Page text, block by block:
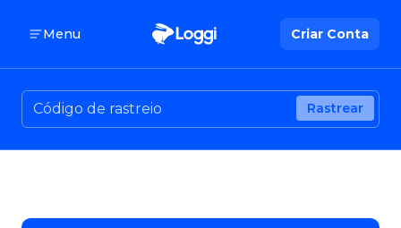
Menu Criar Conta
Rastrear